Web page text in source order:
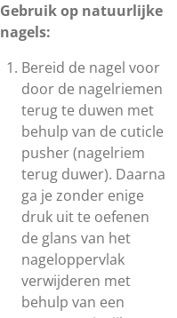
Gebruik op natuurlijke
nagels:
Bereid de nagel voor
door de nagelriemen
terug te duwen met
behulp van de cuticle
pusher (nagelriem
terug duwer). Daarna
ga je zonder enige
druk uit te oefenen
de glans van het
nageloppervlak
verwijderen met
behulp van een